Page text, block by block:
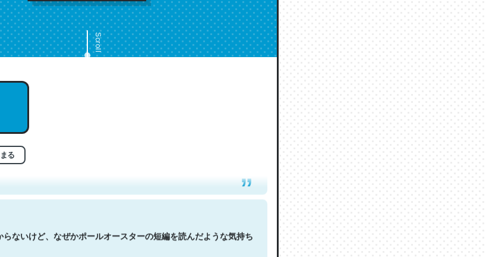
Scroll
る
クレバーなんだろうなと凄く思う。英語少しでも読める人は原文
流れ好き。Let’s Fucking Go. Then Covid hit. Shit.
かい？ by ラーズ・ヌートバー
らないけど、なぜかポールオースターの短編を読んだような気持ち